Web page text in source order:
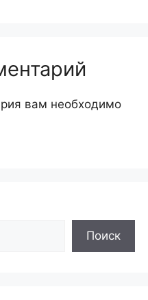
вам необходимо
Поиск